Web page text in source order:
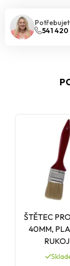
541 420
ŠTĚTEC
40MM,